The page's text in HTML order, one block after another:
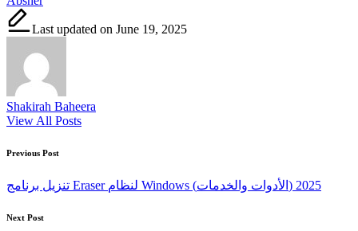
Last updated on June 19, 2025
Shakirah Baheera
View All Posts
Post
navigation
Previous Post
تنزيل برنامج Eraser لنظام Windows (الأدوات والخدمات) 2025
Next Post